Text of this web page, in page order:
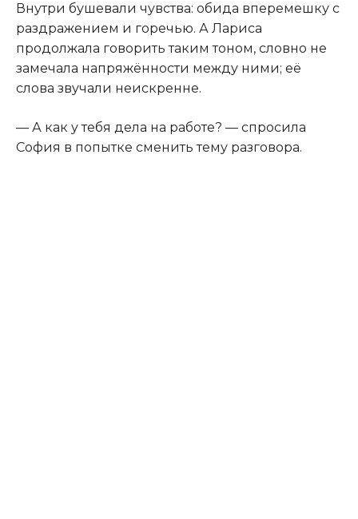
Внутри бушевали чувства: обида вперемешку с
раздражением и горечью. А Лариса
продолжала говорить таким тоном, словно не
замечала напряжённости между ними; её
слова звучали неискренне.
— А как у тебя дела на работе? — спросила
София в попытке сменить тему разговора.